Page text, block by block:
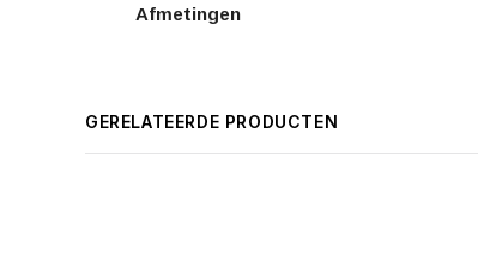
Afmetingen
GERELATEERDE PRODUCTEN